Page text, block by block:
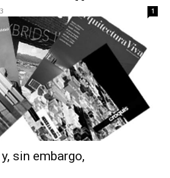
1
sin embargo,